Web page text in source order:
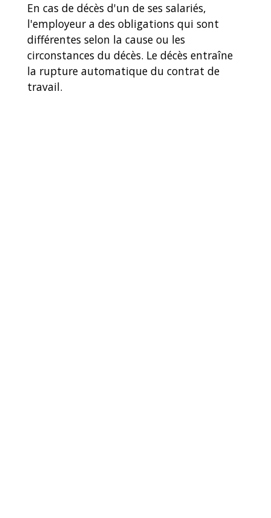
En cas de décès d'un de ses salariés,
l'employeur a des obligations qui sont
différentes selon la cause ou les
circonstances du décès. Le décès entraîne
la rupture automatique du contrat de
travail.